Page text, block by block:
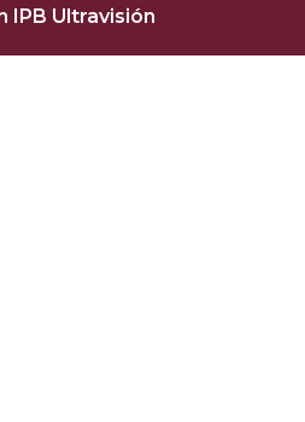
IPB Ultravisión